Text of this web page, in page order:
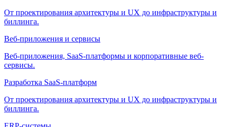
От проектирования архитектуры и UX до инфраструктуры и
биллинга.
Веб-приложения и сервисы
Веб-приложения, SaaS-платформы и корпоративные веб-
сервисы.
Разработка SaaS-платформ
От проектирования архитектуры и UX до инфраструктуры и
биллинга.